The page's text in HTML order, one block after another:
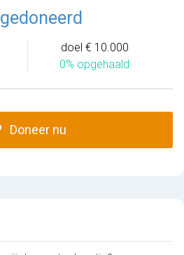
doel € 10.000
0% opgehaald
Doneer nu